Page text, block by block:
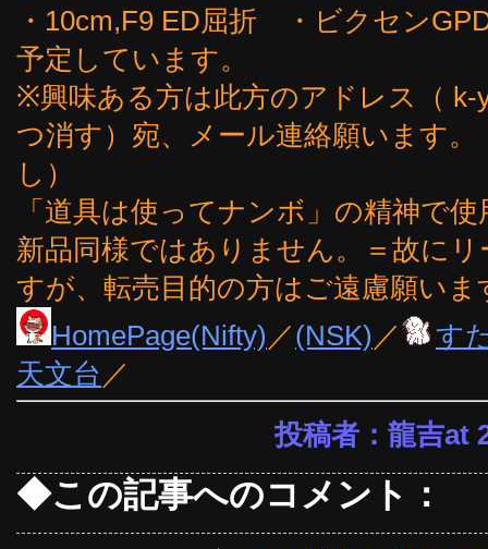
・10cm,F9 ED屈折 ・ビクセン
予定しています。
※興味ある方は此方のアドレス（ k-
つ消す）宛、メール連絡願います
し）
「道具は使ってナンボ」の精神で
新品同様ではありません。＝故に
すが、転売目的の方はご遠慮願いま
HomePage(Nifty) ／(NSK) ／
す
天文台 ／
投稿者：龍吉at
◆この記事へのコメント：